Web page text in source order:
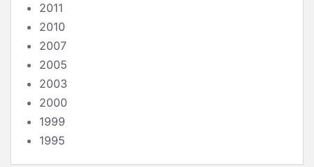
2011
2010
2007
2005
2003
2000
1999
1995